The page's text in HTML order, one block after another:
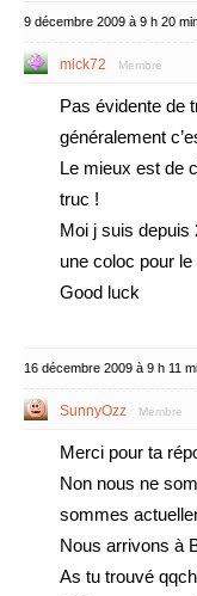
9 décembre 2009 à 9 h 20
mick72 Membre
Pas évidente de
généralement
Le mieux est de
truc !
Moi j suis depuis
une coloc pour
Good luck
16 décembre 2009 à 9 h 11
SunnyOzz Membre
Merci pour ta
Non nous ne
sommes
Nous arrivons à
As tu trouvé